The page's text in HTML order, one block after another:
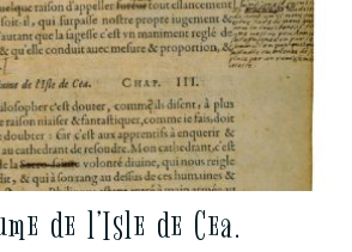
de l’Isle de Cea.